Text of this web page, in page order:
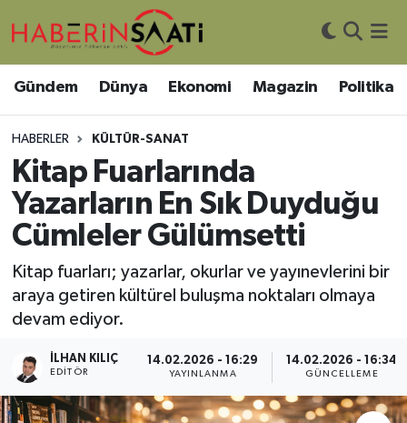
Gündem Dünya Ekonomi Magazin Politika
HABERLER KÜLTÜR-SANAT
Kitap Fuarlarında
Yazarların En Sık Duyduğu
Cümleler Gülümsetti
Kitap fuarları; yazarlar, okurlar ve yayınevlerini bir
araya getiren kültürel buluşma noktaları olmaya
devam ediyor.
İLHAN KILIÇ
EDITÖR
14.02.2026 - 16:29
YAYINLANMA
14.02.2026 - 16:34
GÜNCELLEME
Asayiş
Bilim ve Teknoloji
Çevre
DIŞ HABER
Eğitim
Genel
Nöbetçi Eczaneler
Hava Durumu
Trafik Durumu
Süper Lig Puan Durumu ve Fikstür
Son Dakika Haberleri